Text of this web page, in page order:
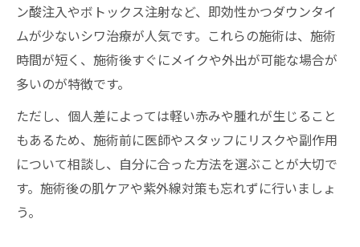
ン酸注入やボトックス注射など、即効性かつダウンタイ
ムが少ないシワ治療が人気です。これらの施術は、施術
時間が短く、施術後すぐにメイクや外出が可能な場合が
多いのが特徴です。
ただし、個人差によっては軽い赤みや腫れが生じること
もあるため、施術前に医師やスタッフにリスクや副作用
について相談し、自分に合った方法を選ぶことが大切で
す。施術後の肌ケアや紫外線対策も忘れずに行いましょ
う。